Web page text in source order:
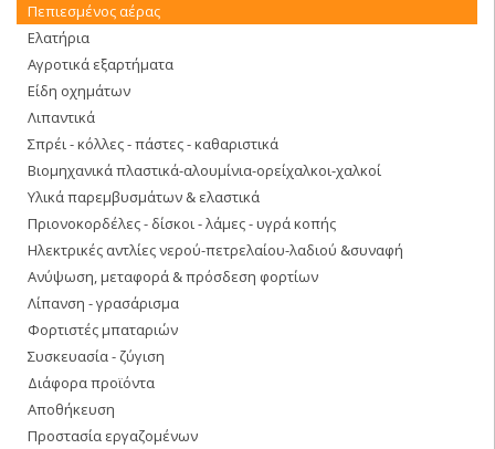
Πεπιεσμένος αέρας
Ελατήρια
Αγροτικά εξαρτήματα
Είδη οχημάτων
Λιπαντικά
Σπρέι - κόλλες - πάστες - καθαριστικά
Βιομηχανικά πλαστικά-αλουμίνια-ορείχαλκοι-χαλκοί
Υλικά παρεμβυσμάτων & ελαστικά
Πριονοκορδέλες - δίσκοι - λάμες - υγρά κοπής
Ηλεκτρικές αντλίες νερού-πετρελαίου-λαδιού &συναφή
Ανύψωση, μεταφορά & πρόσδεση φορτίων
Λίπανση - γρασάρισμα
Φορτιστές μπαταριών
Συσκευασία - ζύγιση
Διάφορα προϊόντα
Αποθήκευση
Προστασία εργαζομένων